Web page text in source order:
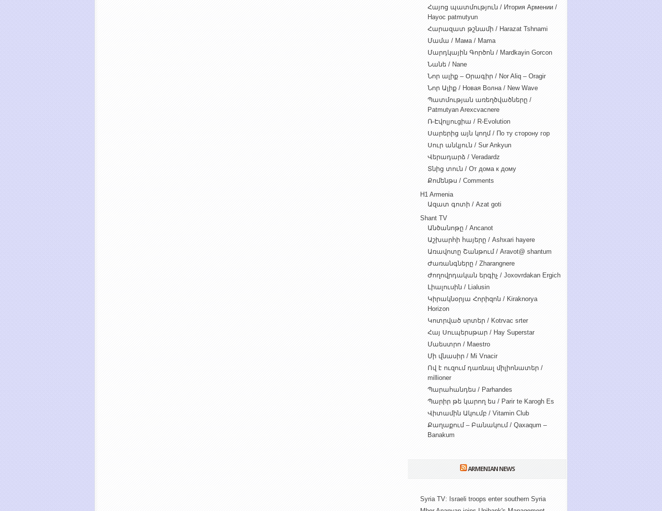
Հայոց պատմություն / Итория Армении /
Hayoc patmutyun
Հարազատ թշնամի / Harazat Tshnami
Մամա / Мама / Mama
Մարդկային Գործոն / Mardkayin Gorcon
Նանե / Nane
Նոր ալիք – Օրագիր / Nor Aliq – Oragir
Նոր Ալիք / Новая Волна / New Wave
Պատմության առեղծվածները /
Patmutyan Arexcvacnere
Ռ-Էվոլյուցիա / R-Evolution
Սարերից այն կողմ / По ту сторону гор
Սուր անկյուն / Sur Ankyun
Վերադարձ / Veradardz
Տնից տուն / От дома к дому
Քոմենթս / Comments
H1 Armenia
Ազատ գոտի / Azat goti
Shant TV
Անծանոթը / Ancanot
Աշխարհի հայերը / Ashxari hayere
Առավոտը Շանթում / Aravot@ shantum
Ժառանգները / Zharangnere
Ժողովրդական երգիչ / Joxovrdakan Ergich
Լիալուսին / Lialusin
Կիրակնօրյա Հորիզոն / Kiraknorya
Horizon
Կոտրված սրտեր / Kotrvac srter
Հայ Սուպերսթար / Hay Superstar
Մաեստրո / Maestro
Մի վնասիր / Mi Vnacir
Ով է ուզում դառնալ միլիոնատեր /
millioner
Պարահանդես / Parhandes
Պարիր թե կարող ես / Parir te Karogh Es
Վիտամին Ակումբ / Vitamin Club
Քաղաքում – Բանակում / Qaxaqum –
Banakum
ARMENIAN NEWS
Syria TV: Israeli troops enter southern Syria